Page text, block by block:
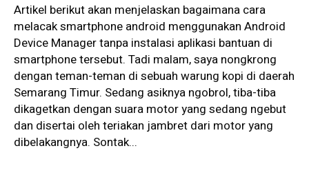
Artikel berikut akan menjelaskan bagaimana cara
melacak smartphone android menggunakan Android
Device Manager tanpa instalasi aplikasi bantuan di
smartphone tersebut. Tadi malam, saya nongkrong
dengan teman-teman di sebuah warung kopi di daerah
Semarang Timur. Sedang asiknya ngobrol, tiba-tiba
dikagetkan dengan suara motor yang sedang ngebut
dan disertai oleh teriakan jambret dari motor yang
dibelakangnya. Sontak...